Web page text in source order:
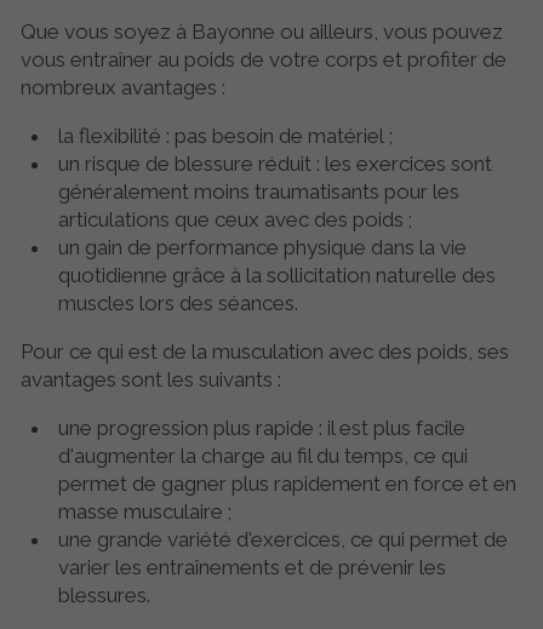
Que vous soyez à Bayonne ou ailleurs, vous pouvez
vous entraîner au poids de votre corps et profiter de
nombreux avantages :
la flexibilité : pas besoin de matériel ;
un risque de blessure réduit : les exercices sont
généralement moins traumatisants pour les
articulations que ceux avec des poids ;
un gain de performance physique dans la vie
quotidienne grâce à la sollicitation naturelle des
muscles lors des séances.
Pour ce qui est de la musculation avec des poids, ses
avantages sont les suivants :
une progression plus rapide : il est plus facile
d'augmenter la charge au fil du temps, ce qui
permet de gagner plus rapidement en force et en
masse musculaire ;
une grande variété d'exercices, ce qui permet de
varier les entraînements et de prévenir les
blessures.